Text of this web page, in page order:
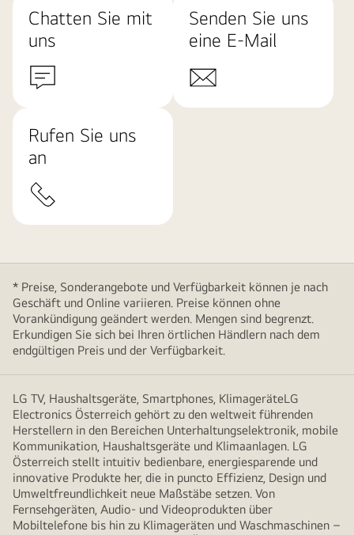
Chatten Sie mit
uns
Senden Sie uns
eine E-Mail
Rufen Sie uns
an
* Preise, Sonderangebote und Verfügbarkeit können je nach
Geschäft und Online variieren. Preise können ohne
Vorankündigung geändert werden. Mengen sind begrenzt.
Erkundigen Sie sich bei Ihren örtlichen Händlern nach dem
endgültigen Preis und der Verfügbarkeit.
LG TV, Haushaltsgeräte, Smartphones, KlimageräteLG
Electronics Österreich gehört zu den weltweit führenden
Herstellern in den Bereichen Unterhaltungselektronik, mobile
Kommunikation, Haushaltsgeräte und Klimaanlagen. LG
Österreich stellt intuitiv bedienbare, energiesparende und
innovative Produkte her, die in puncto Effizienz, Design und
Umweltfreundlichkeit neue Maßstäbe setzen. Von
Fernsehgeräten, Audio- und Videoprodukten über
Mobiltelefone bis hin zu Klimageräten und Waschmaschinen –